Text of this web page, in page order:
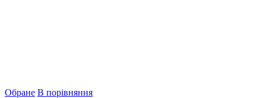
Обране В порівняння